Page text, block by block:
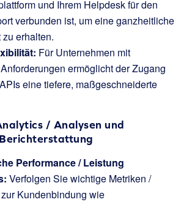
und Ihrem Helpdesk für den
verbunden ist, um eine ganzheitliche
erhalten.
Für Unternehmen mit
ermöglicht der Zugang
eine tiefere, maßgeschneiderte
/ Analysen und
Performance / Leistung
Verfolgen Sie wichtige Metriken /
Kundenbindung wie